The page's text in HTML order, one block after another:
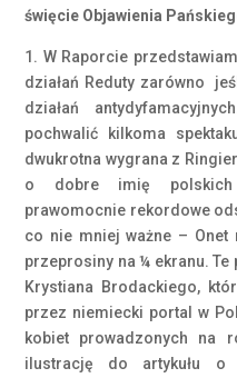
święcie Objawienia
1. W Raporcie
działań Reduty zarówno
działań
pochwalić kilkoma
dwukrotna wygrana z
o dobre imię polskich
prawomocnie rekordowe
co nie mniej ważne – Onet
przeprosiny na ¼ ekranu.
Krystiana Brodackiego,
przez niemiecki portal w
kobiet prowadzonych na
ilustrację do artykułu o